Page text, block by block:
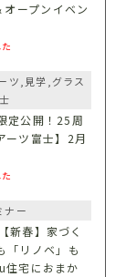
ープンイベン
ツ,見学,グラス
定公開！25周
ーツ富士】2月
ナー
春】家づく
「リノベ」も
住宅におまか